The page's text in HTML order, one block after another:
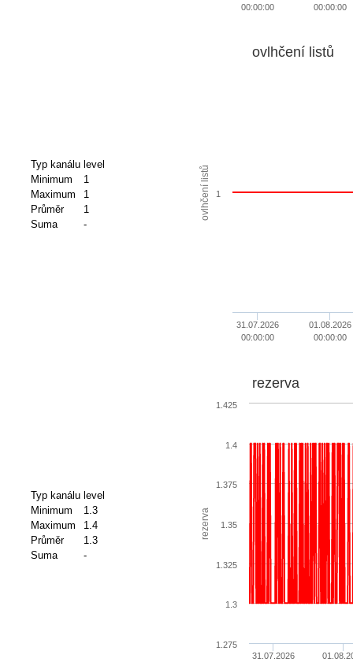
00:00:00
00:00:00
Typ kanálu level
Minimum
1
Maximum
1
Průměr
1
Suma
-
ovlhčení listů
ovlhčení listů
31.07.2026
00:00:00
01.08.2026
00:00:00
1
Typ kanálu level
Minimum
1.3
Maximum
1.4
Průměr
1.3
Suma
-
rezerva
rezerva
31.07.2026
1.275
1.3
1.325
1.35
1.375
1.4
1.425